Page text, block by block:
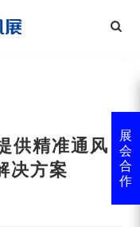
供精准通风
决方案
展
会
合
作